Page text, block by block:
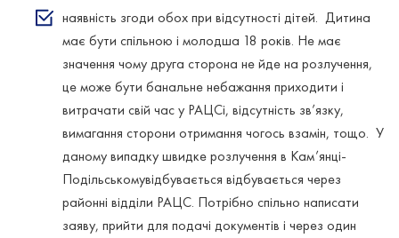
наявність згоди обох при відсутності дітей. Дитина
має бути спільною і молодша 18 років. Не має
значення чому друга сторона не йде на розлучення,
це може бути банальне небажання приходити і
витрачати свій час у РАЦСі, відсутність зв’язку,
вимагання сторони отримання чогось взамін, тощо. У
даному випадку швидке розлучення в Кам’янці-
Подільськомувідбувається відбувається через
районні відділи РАЦС. Потрібно спільно написати
заяву, прийти для подачі документів і через один